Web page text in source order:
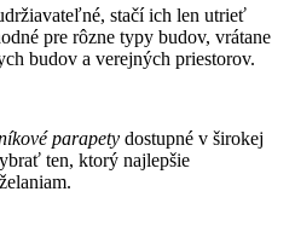
stačí ich len utrieť
pre rôzne typy budov, vrátane
budov a verejných priestorov.
parapety dostupné v širokej
ten, ktorý najlepšie